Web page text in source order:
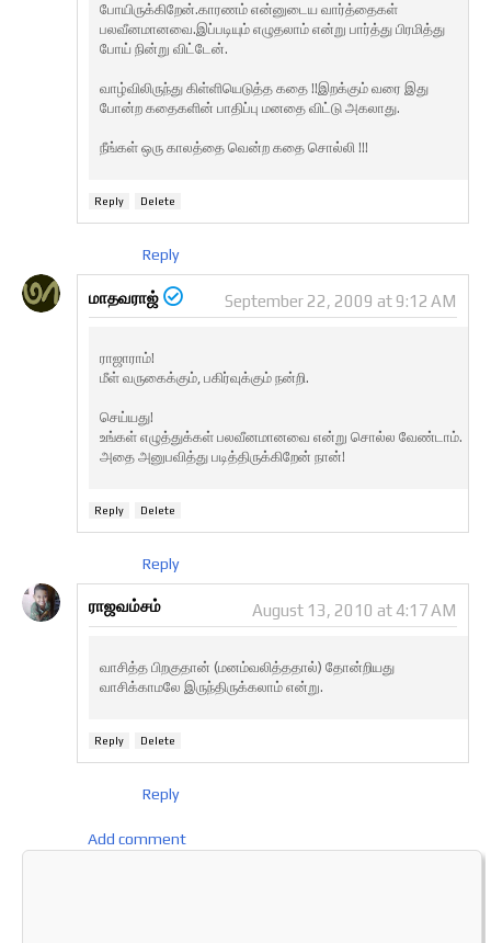
போயிருக்கிறேன்.காரணம் என்னுடைய வார்த்தைகள்
பலவீனமானவை.இப்படியும் எழுதலாம் என்று பார்த்து பிரமித்து
போய் நின்று விட்டேன்.
வாழ்விலிருந்து கிள்ளியெடுத்த கதை !!இறக்கும் வரை இது
போன்ற கதைகளின் பாதிப்பு மனதை விட்டு அகலாது.
நீங்க‌ள் ஒரு கால‌த்தை வென்ற‌ க‌தை சொல்லி !!!
Reply Delete
Reply
மாதவராஜ் September 22, 2009 at 9:12 AM
ராஜாராம்!
மீள் வருகைக்கும், பகிர்வுக்கும் நன்றி.
செய்யது!
உங்கள் எழுத்துக்கள் பலவீனமானவை என்று சொல்ல வேண்டாம்.
அதை அனுபவித்து படித்திருக்கிறேன் நான்!
Reply Delete
Reply
ராஜவம்சம் August 13, 2010 at 4:17 AM
வாசித்த பிறகுதான் (மனம்வலித்ததால்) தோன்றியது
வாசிக்காமலே இருந்திருக்கலாம் என்று.
Reply Delete
Reply
Add comment